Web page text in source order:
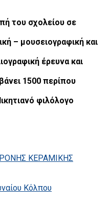
του σχολείου σε
– μουσειογραφική και
έρευνα και
1500 περίπου
φιλόλογο
ΚΕΡΑΜΙΚΗΣ
Κόλπου